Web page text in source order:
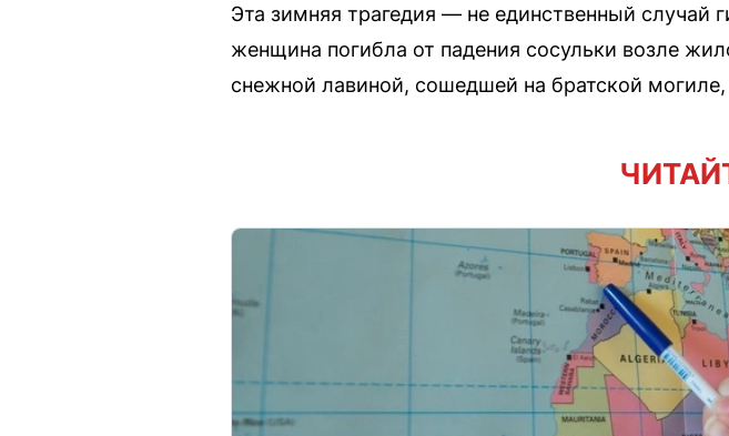
Эта зимняя трагедия — не единственный случай
женщина погибла от падения сосульки возле
снежной лавиной, сошедшей на братской могиле,